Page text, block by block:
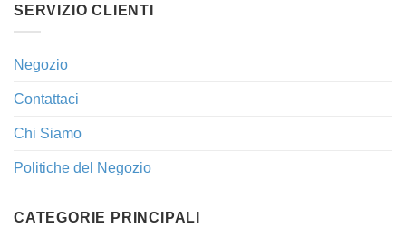
SERVIZIO CLIENTI
Negozio
Contattaci
Chi Siamo
Politiche del Negozio
CATEGORIE PRINCIPALI